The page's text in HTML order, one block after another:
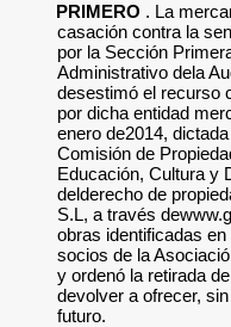
PRIMERO . La
casación contra la
por la Sección
Administrativo dela
desestimó el recurso
por dicha entidad
enero de2014,
Comisión de
Educación, Cultura y
delderecho de
S.L, a través
obras identificadas
socios de la
y ordenó la retirada
devolver a ofrecer,
futuro.